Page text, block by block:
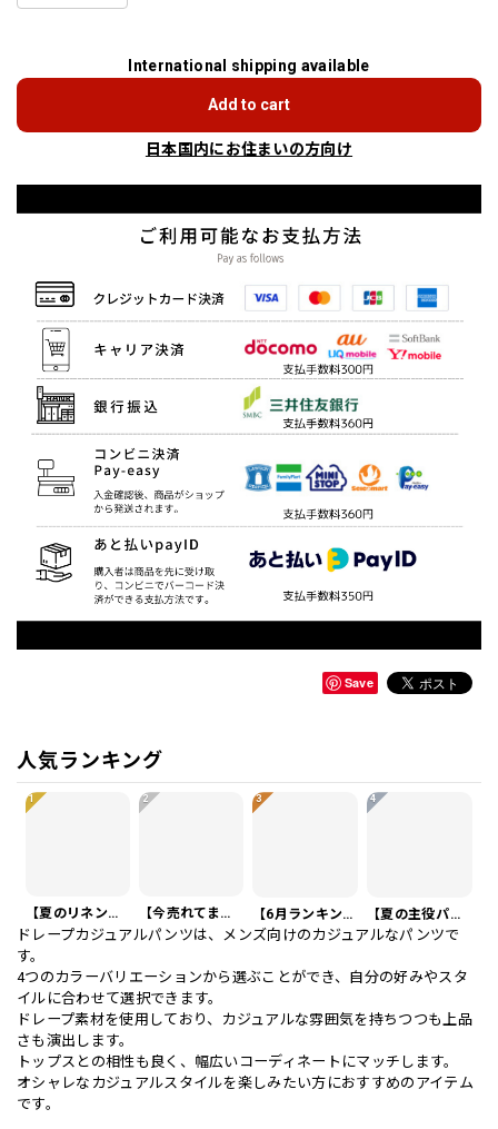
International shipping available
Add to cart
日本国内にお住まいの方向け
Save
人気ランキング
1
【夏のリネンスーツ】リネンシングルブレストカジュアルスーツ SU0188
2
【今売れてます】編み込みベルト付き フラット サンダル 3color SH0128
3
【6月ランキング1位】プレートアクセントポロシャツ KA0826
4
【夏の主役パンツ】ワッフル カジュアル スリムスラックスパンツ PA0226
ドレープカジュアルパンツは、メンズ向けのカジュアルなパンツで
す。
4つのカラーバリエーションから選ぶことができ、自分の好みやスタ
イルに合わせて選択できます。
ドレープ素材を使用しており、カジュアルな雰囲気を持ちつつも上品
さも演出します。
トップスとの相性も良く、幅広いコーディネートにマッチします。
オシャレなカジュアルスタイルを楽しみたい方におすすめのアイテム
です。